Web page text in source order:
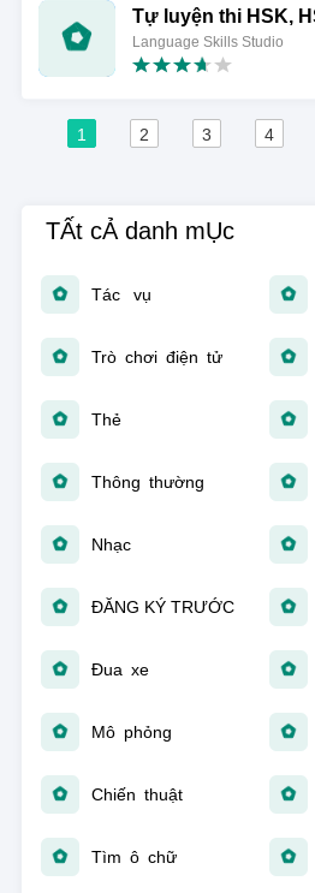
Tự luyện thi HSK,
Language Skills Studio
1 2 3 4
TẤt cẢ danh mỤc
Tác vụ
Trò chơi điện tử
Thẻ
Thông thường
Nhạc
ĐĂNG KÝ TRƯỚC
Đua xe
Mô phỏng
Chiến thuật
Tìm ô chữ